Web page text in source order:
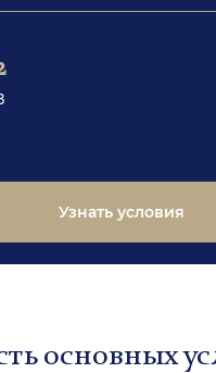
Узнать условия
основных